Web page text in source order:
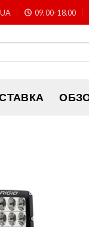
09.00-18.00